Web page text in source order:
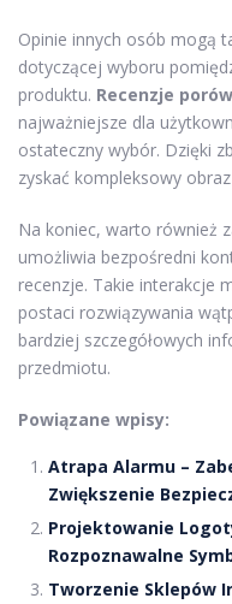
Opinie innych osób mogą
dotyczącej wyboru
produktu. Recenzje
najważniejsze dla
ostateczny wybór. Dzięki
zyskać kompleksowy
Na koniec, warto również
umożliwia bezpośredni
recenzje. Takie interakcje
postaci rozwiązywania
bardziej szczegółowych
przedmiotu.
Powiązane wpisy:
Atrapa Alarmu –
Zwiększenie
Projektowanie
Rozpoznawalne
Tworzenie Sklepów